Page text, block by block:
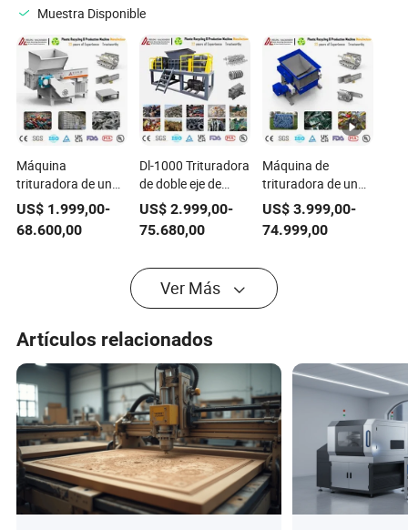
Muestra Disponible
Máquina
trituradora de un
solo eje de alto
rendimiento para el
reciclaje, trituración
aluminio y
carrocerías de
automóviles
US$ 1.999,00-
68.600,00
Dl-1000 Trituradora
de doble eje de
plástico para
triturar y reciclar
neumáticos,
cartón, basura,
tambor azul,
productos
químicos
domésticos, cable
US$ 2.999,00-
75.680,00
Máquina de
trituradora de un
solo eje con brazo
oscilante hidráulico
de alta resistencia
materiales de
desecho de
plástico,
parachoques de
automóvil, cinta de
goma y madera
US$ 3.999,00-
74.999,00
Ver Más
Artículos relacionados